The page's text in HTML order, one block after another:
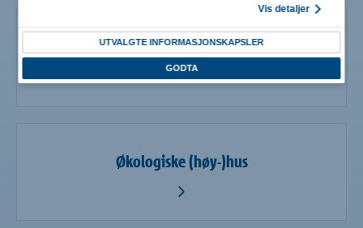
Vis detaljer
UTVALGTE INFORMASJONSKAPSLER
GODTA
Industribygg og kraftverk
Økologiske (høy-)hus